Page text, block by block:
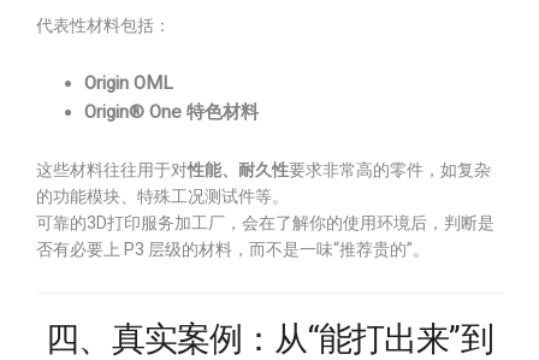
代表性材料包括：
Origin OML
Origin® One 特色材料
这些材料往往用于对性能、耐久性要求非常高的零件，如复杂
的功能模块、特殊工况测试件等。
可靠的3D打印服务加工厂，会在了解你的使用环境后，判断是
否有必要上 P3 层级的材料，而不是一味“推荐贵的”。
四、真实案例：从“能打出来”到